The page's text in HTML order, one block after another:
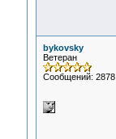
bykovsky
Ветеран
Сообщений: 2878